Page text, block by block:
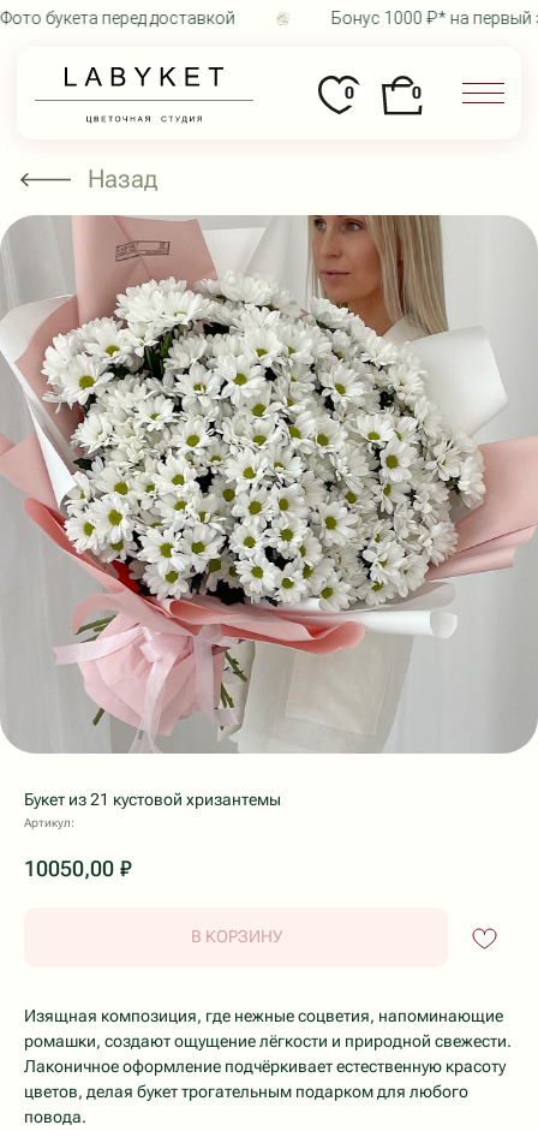
букета перед доставкой Бонус 1000 ₽* на первый
Назад
Букет из 21 кустовой хризантемы
Артикул:
10050,00 ₽
В КОРЗИНУ
Изящная композиция, где нежные соцветия, напоминающие
ромашки, создают ощущение лёгкости и природной свежести.
Лаконичное оформление подчёркивает естественную красоту
цветов, делая букет трогательным подарком для любого
повода.